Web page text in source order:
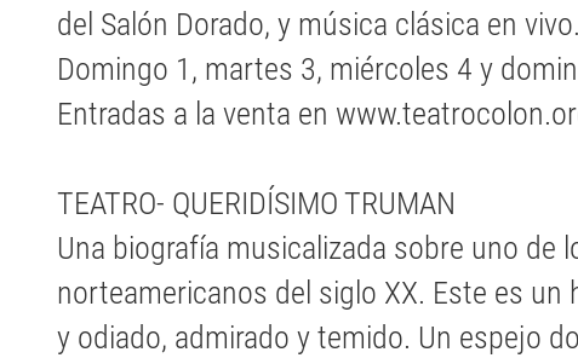
del Salón Dorado, y música clásica en vivo.
Domingo 1, martes 3, miércoles 4 y
Entradas a la venta en
TEATRO- QUERIDÍSIMO TRUMAN
Una biografía musicalizada sobre uno de
norteamericanos del siglo XX. Este es un
y odiado, admirado y temido. Un espejo